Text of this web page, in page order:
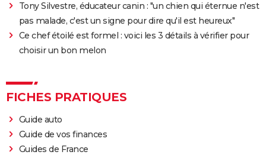
Tony Silvestre, éducateur canin : "un chien qui éternue n'est
pas malade, c'est un signe pour dire qu'il est heureux"
Ce chef étoilé est formel : voici les 3 détails à vérifier pour
choisir un bon melon
FICHES PRATIQUES
Guide auto
Guide de vos finances
Guides de France